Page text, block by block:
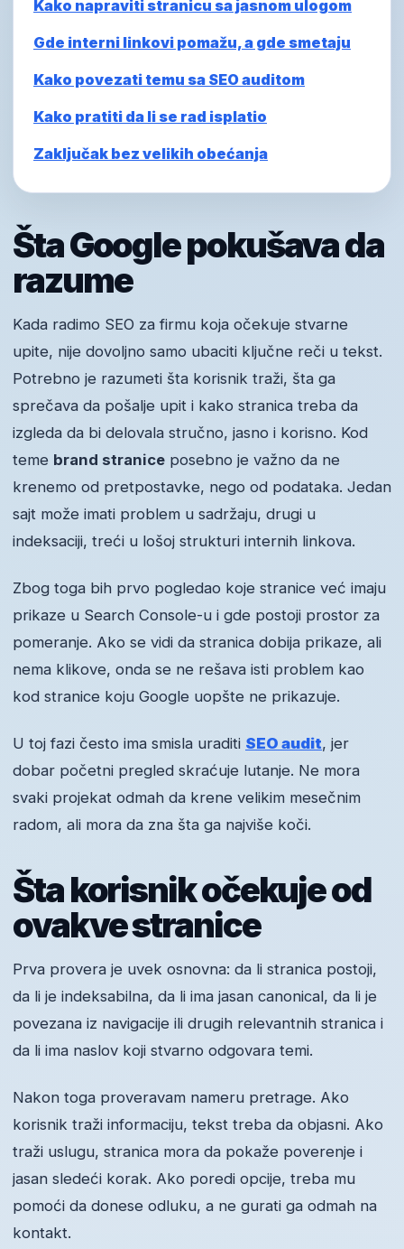
Kako napraviti stranicu sa jasnom ulogom
Gde interni linkovi pomažu, a gde smetaju
Kako povezati temu sa SEO auditom
Kako pratiti da li se rad isplatio
Zaključak bez velikih obećanja
Šta Google pokušava da
razume
Kada radimo SEO za firmu koja očekuje stvarne
upite, nije dovoljno samo ubaciti ključne reči u tekst.
Potrebno je razumeti šta korisnik traži, šta ga
sprečava da pošalje upit i kako stranica treba da
izgleda da bi delovala stručno, jasno i korisno. Kod
teme brand stranice posebno je važno da ne
krenemo od pretpostavke, nego od podataka. Jedan
sajt može imati problem u sadržaju, drugi u
indeksaciji, treći u lošoj strukturi internih linkova.
Zbog toga bih prvo pogledao koje stranice već imaju
prikaze u Search Console-u i gde postoji prostor za
pomeranje. Ako se vidi da stranica dobija prikaze, ali
nema klikove, onda se ne rešava isti problem kao
kod stranice koju Google uopšte ne prikazuje.
U toj fazi često ima smisla uraditi SEO audit, jer
dobar početni pregled skraćuje lutanje. Ne mora
svaki projekat odmah da krene velikim mesečnim
radom, ali mora da zna šta ga najviše koči.
Šta korisnik očekuje od
ovakve stranice
Prva provera je uvek osnovna: da li stranica postoji,
da li je indeksabilna, da li ima jasan canonical, da li je
povezana iz navigacije ili drugih relevantnih stranica i
da li ima naslov koji stvarno odgovara temi.
Nakon toga proveravam nameru pretrage. Ako
korisnik traži informaciju, tekst treba da objasni. Ako
traži uslugu, stranica mora da pokaže poverenje i
jasan sledeći korak. Ako poredi opcije, treba mu
pomoći da donese odluku, a ne gurati ga odmah na
kontakt.